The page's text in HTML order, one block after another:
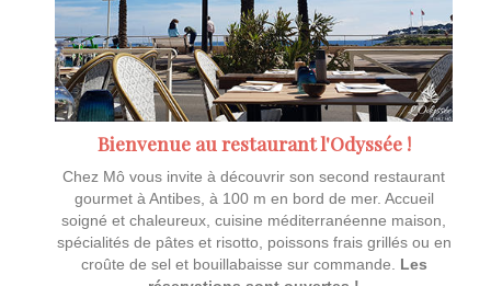
Bienvenue au restaurant l'Odyssée !
Chez Mô vous invite à découvrir son second restaurant
gourmet à Antibes, à 100 m en bord de mer. Accueil
soigné et chaleureux, cuisine méditerranéenne maison,
spécialités de pâtes et risotto, poissons frais grillés ou en
croûte de sel et bouillabaisse sur commande. Les